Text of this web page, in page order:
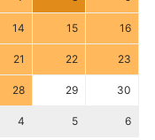
14 15 16
21 22 23
28 29 30
4 5 6